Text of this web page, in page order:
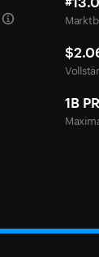
1B